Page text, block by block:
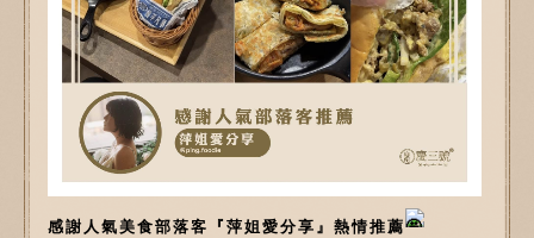
感謝人氣美食部落客『萍姐愛分享』熱情推薦